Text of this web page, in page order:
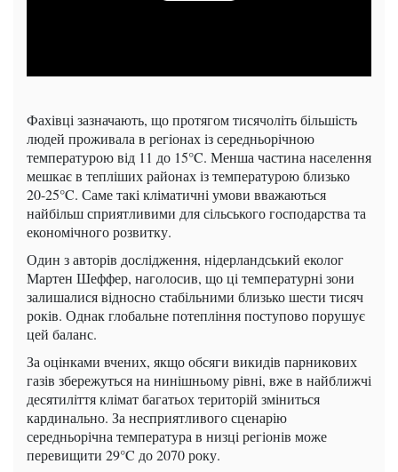
Фахівці зазначають, що протягом тисячоліть більшість
людей проживала в регіонах із середньорічною
температурою від 11 до 15°C. Менша частина населення
мешкає в тепліших районах із температурою близько
20-25°C. Саме такі кліматичні умови вважаються
найбільш сприятливими для сільського господарства та
економічного розвитку.
Один з авторів дослідження, нідерландський еколог
Мартен Шеффер, наголосив, що ці температурні зони
залишалися відносно стабільними близько шести тисяч
років. Однак глобальне потепління поступово порушує
цей баланс.
За оцінками вчених, якщо обсяги викидів парникових
газів збережуться на нинішньому рівні, вже в найближчі
десятиліття клімат багатьох територій зміниться
кардинально. За несприятливого сценарію
середньорічна температура в низці регіонів може
перевищити 29°C до 2070 року.